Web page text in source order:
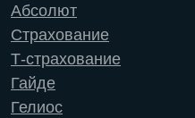
Абсолют
Страхование
Т-страхование
Гайде
Гелиос